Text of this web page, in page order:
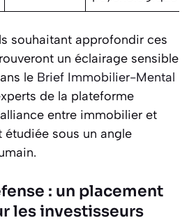
souhaitant approfondir ces
un éclairage sensible
le Brief Immobilier-Mental
de la plateforme
entre immobilier et
étudiée sous un angle
: un placement
les investisseurs